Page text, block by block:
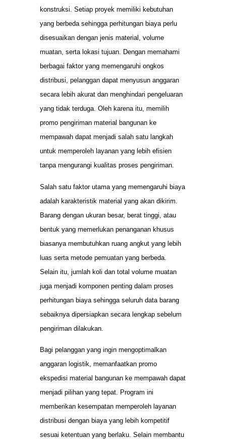
konstruksi. Setiap proyek memiliki kebutuhan
yang berbeda sehingga perhitungan biaya perlu
disesuaikan dengan jenis material, volume
muatan, serta lokasi tujuan. Dengan memahami
berbagai faktor yang memengaruhi ongkos
distribusi, pelanggan dapat menyusun anggaran
secara lebih akurat dan menghindari pengeluaran
yang tidak terduga. Oleh karena itu, memilih
promo pengiriman material bangunan ke
mempawah dapat menjadi salah satu langkah
untuk memperoleh layanan yang lebih efisien
tanpa mengurangi kualitas proses pengiriman.
Salah satu faktor utama yang memengaruhi biaya
adalah karakteristik material yang akan dikirim.
Barang dengan ukuran besar, berat tinggi, atau
bentuk yang memerlukan penanganan khusus
biasanya membutuhkan ruang angkut yang lebih
luas serta metode pemuatan yang berbeda.
Selain itu, jumlah koli dan total volume muatan
juga menjadi komponen penting dalam proses
perhitungan biaya sehingga seluruh data barang
sebaiknya dipersiapkan secara lengkap sebelum
pengiriman dilakukan.
Bagi pelanggan yang ingin mengoptimalkan
anggaran logistik, memanfaatkan promo
ekspedisi material bangunan ke mempawah dapat
menjadi pilihan yang tepat. Program ini
memberikan kesempatan memperoleh layanan
distribusi dengan biaya yang lebih kompetitif
sesuai ketentuan yang berlaku. Selain membantu